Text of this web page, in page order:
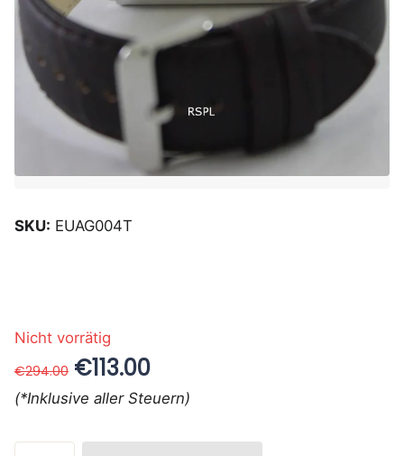
SKU: EUAG004T
Nicht vorrätig
€294.00 €113.00
(*Inklusive aller Steuern)